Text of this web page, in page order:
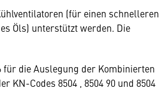
(für einen schnelleren
Öls) unterstützt werden. Die
die Auslegung der Kombinierten
KN-Codes 8504 , 8504 90 und 8504